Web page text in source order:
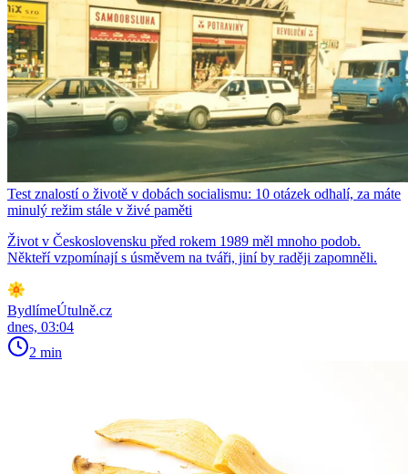
Test znalostí o životě v dobách socialismu: 10 otázek odhalí, za máte
minulý režim stále v živé paměti
Život v Československu před rokem 1989 měl mnoho podob.
Někteří vzpomínají s úsměvem na tváři, jiní by raději zapomněli.
BydlímeÚtulně.cz
dnes, 03:04
2 min